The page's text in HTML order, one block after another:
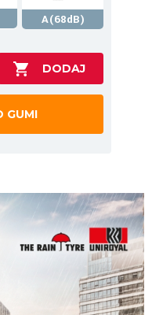
A(68dB)
GUMI